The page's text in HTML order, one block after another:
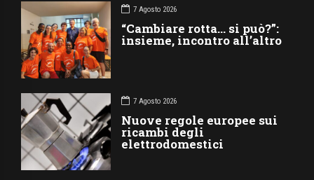
7 Agosto 2026
“Cambiare rotta… si può?”:
insieme, incontro all’altro
7 Agosto 2026
Nuove regole europee sui
ricambi degli
elettrodomestici